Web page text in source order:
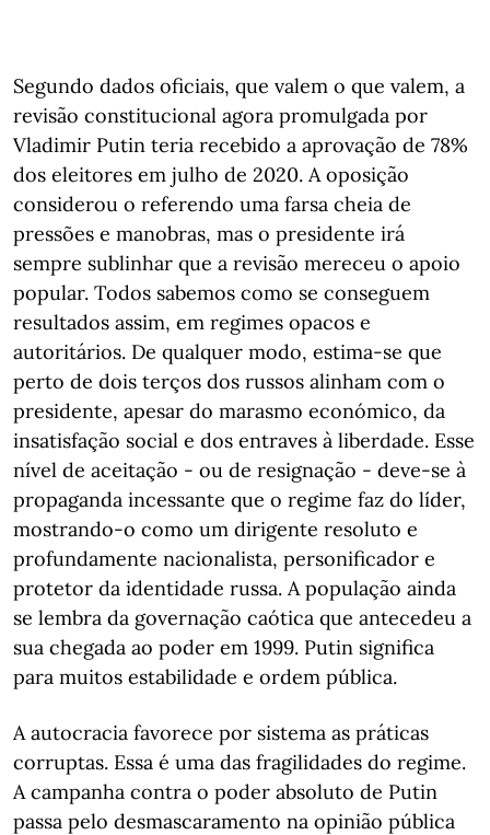
Segundo dados oficiais, que valem o que valem, a
revisão constitucional agora promulgada por
Vladimir Putin teria recebido a aprovação de 78%
dos eleitores em julho de 2020. A oposição
considerou o referendo uma farsa cheia de
pressões e manobras, mas o presidente irá
sempre sublinhar que a revisão mereceu o apoio
popular. Todos sabemos como se conseguem
resultados assim, em regimes opacos e
autoritários. De qualquer modo, estima-se que
perto de dois terços dos russos alinham com o
presidente, apesar do marasmo económico, da
insatisfação social e dos entraves à liberdade. Esse
nível de aceitação - ou de resignação - deve-se à
propaganda incessante que o regime faz do líder,
mostrando-o como um dirigente resoluto e
profundamente nacionalista, personificador e
protetor da identidade russa. A população ainda
se lembra da governação caótica que antecedeu a
sua chegada ao poder em 1999. Putin significa
para muitos estabilidade e ordem pública.
A autocracia favorece por sistema as práticas
corruptas. Essa é uma das fragilidades do regime.
A campanha contra o poder absoluto de Putin
passa pelo desmascaramento na opinião pública